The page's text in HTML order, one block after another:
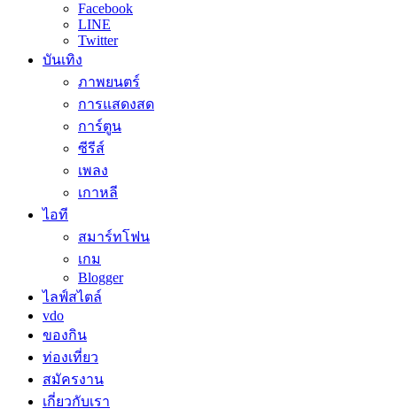
Facebook
LINE
Twitter
บันเทิง
ภาพยนตร์
การแสดงสด
การ์ตูน
ซีรีส์
เพลง
เกาหลี
ไอที
สมาร์ทโฟน
เกม
Blogger
ไลฟ์สไตล์
vdo
ของกิน
ท่องเที่ยว
สมัครงาน
เกี่ยวกับเรา